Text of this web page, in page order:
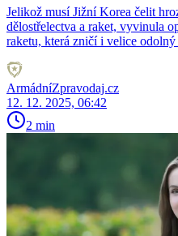
Jelikož musí Jižní Korea čelit
dělostřelectva a raket, vyvinula
raketu, která zničí i velice odolný
ArmádníZpravodaj.cz
12. 12. 2025, 06:42
2 min